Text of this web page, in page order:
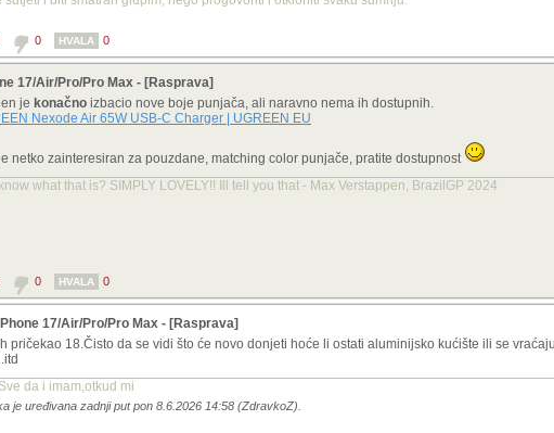
0 HVALA 0
17/Air/Pro/Pro Max - [Rasprava]
je konačno izbacio nove boje punjača, ali naravno nema ih dostupnih.
Nexode Air 65W USB-C Charger | UGREEN EU
netko zainteresiran za pouzdane, matching color punjače, pratite dostupnost
what that is? SIMPLY LOVELY!! Ill tell you that - Max Verstappen, BrazilGP 2024
0 HVALA 0
17/Air/Pro/Pro Max - [Rasprava]
pričekao 18.Čisto da se vidi što će novo donjeti hoće li ostati aluminijsko kućište ili se
Sve da i imam,otkud mi
je uređivana zadnji put pon 8.6.2026 14:58 (ZdravkoZ).